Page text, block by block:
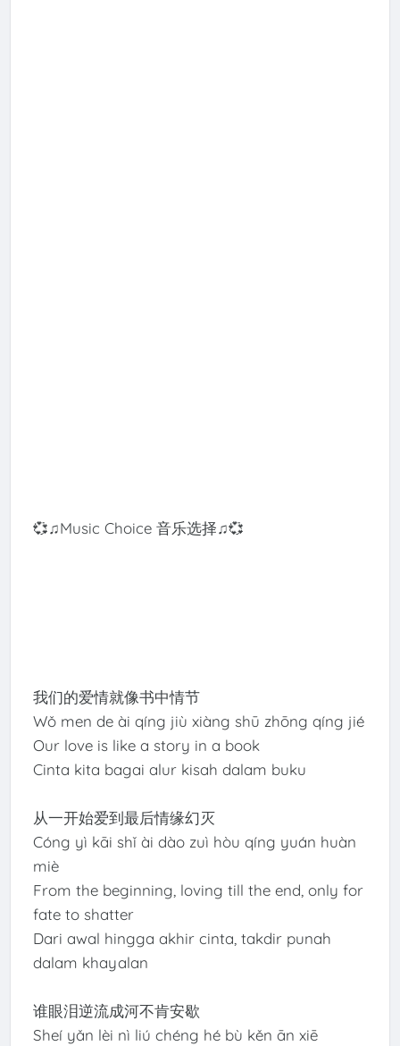
💞♫Music Choice 音乐选择♫💞
我们的爱情就像书中情节
Wǒ men de ài qíng jiù xiàng shū zhōng qíng jié
Our love is like a story in a book
Cinta kita bagai alur kisah dalam buku
从一开始爱到最后情缘幻灭
Cóng yì kāi shǐ ài dào zuì hòu qíng yuán huàn
miè
From the beginning, loving till the end, only for
fate to shatter
Dari awal hingga akhir cinta, takdir punah
dalam khayalan
谁眼泪逆流成河不肯安歇
Sheí yǎn lèi nì liú chéng hé bù kěn ān xiē